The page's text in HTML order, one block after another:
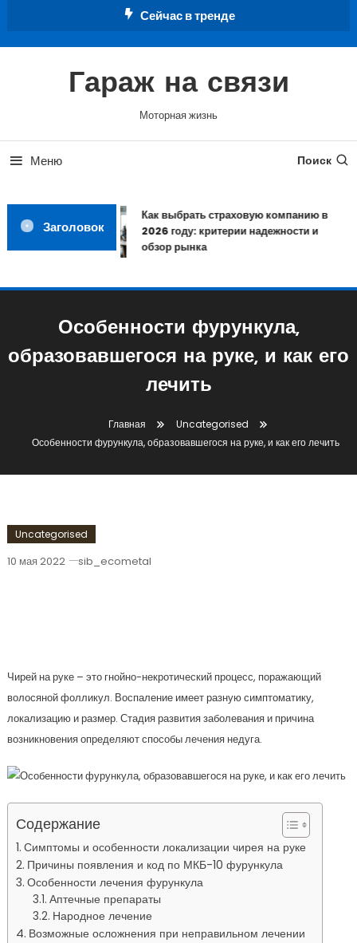
Сейчас в тренде
Гараж на связи
Моторная жизнь
Меню Поиск
Заголовок
Как выбрать страховую компанию в
2026 году: критерии надежности и
обзор рынка
Особенности фурункула,
образовавшегося на руке, и как его
лечить
Главная
Uncategorised
Особенности фурункула, образовавшегося на руке, и как его лечить
Uncategorised
10 мая 2022 sib_ecometal
Чирей на руке – это гнойно-некротический процесс, поражающий
волосяной фолликул. Воспаление имеет разную симптоматику,
локализацию и размер. Стадия развития заболевания и причина
возникновения определяют способы лечения недуга.
Содержание
Симптомы и особенности локализации чирея на руке
Причины появления и код по МКБ-10 фурункула
Особенности лечения фурункула
Аптечные препараты
Народное лечение
Возможные осложнения при неправильном лечении